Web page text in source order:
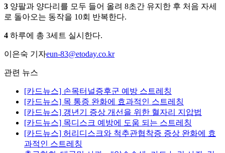
3 양팔과 양다리를 모두 들어 올려 8초간 유지한 후 처음 자세
로 돌아오는 동작을 10회 반복한다.
4 하루에 총 3세트 실시한다.
이은숙 기자eun-83@etoday.co.kr
관련 뉴스
[카드뉴스] 손목터널증후군 예방 스트레칭
[카드뉴스] 목 통증 완화에 효과적인 스트레칭
[카드뉴스] 갱년기 증상 개선을 위한 혈자리 지압법
[카드뉴스] 목디스크 예방에 도움 되는 스트레칭
[카드뉴스] 허리디스크와 척추관협착증 증상 완화에 효
과적인 스트레칭